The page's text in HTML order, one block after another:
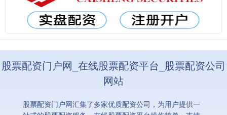
股票配资门户网_在线股票配资平台_股票配资公司
网站
股票配资门户网汇集了多家优质配资公司，为用户提供一